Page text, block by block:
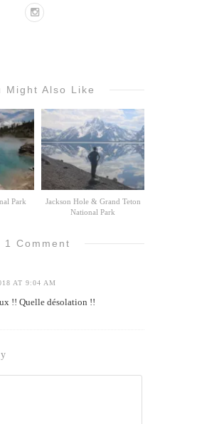
Might Also Like
Park
Jackson Hole & Grand Teton
National Park
1 Comment
AT 9:04 AM
!! Quelle désolation !!